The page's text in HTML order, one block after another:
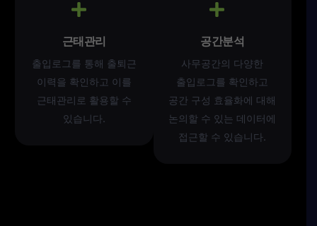
근태관리
출입로그를 통해 출퇴근
이력을 확인하고 이를
근태관리로 활용할 수
있습니다.
공간분석
사무공간의 다양한
출입로그를 확인하고
공간 구성 효율화에 대해
논의할 수 있는 데이터에
접근할 수 있습니다.